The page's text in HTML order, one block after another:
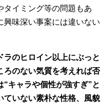
タイミング等の問題もあ
興味深い事案には違いない
ラのヒロイン以上にぶっと
ろのない気質を考えれば否
キャラや個性が強すぎ”と
ていない素朴な性格、風貌